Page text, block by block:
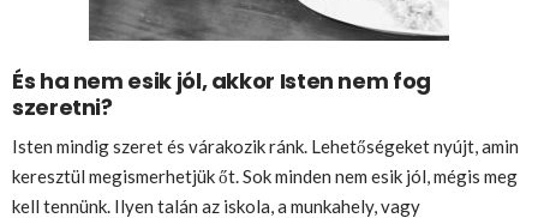
És ha nem esik jól, akkor Isten nem fog
szeretni?
Isten mindig szeret és várakozik ránk. Lehetőségeket nyújt, amin
keresztül megismerhetjük őt. Sok minden nem esik jól, mégis meg
kell tennünk. Ilyen talán az iskola, a munkahely, vagy